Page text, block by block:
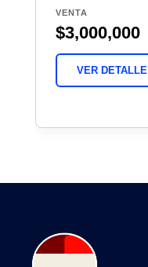
VENTA
$3,000,000
VER DETALLE